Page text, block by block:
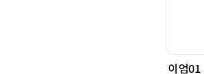
이엄01